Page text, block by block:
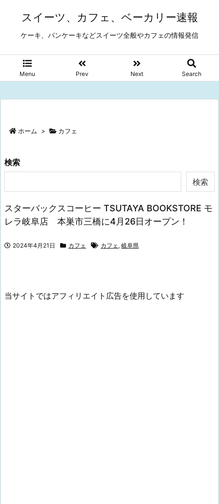
スイーツ、カフェ、ベーカリー速報
ケーキ、パンケーキなどスイーツ全般やカフェの情報発信
Menu Prev Next Search
ホーム > カフェ
検索
検索
スターバックスコーヒー TSUTAYA BOOKSTORE モ
レラ岐阜店 本巣市三橋に4月26日オープン！
2024年4月21日 カフェ カフェ, 岐阜県
当サイトではアフィリエイト広告を使用しています